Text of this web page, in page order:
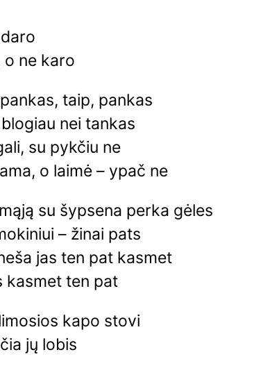
o ne karo
taip, pankas
nei tankas
su pykčiu ne
o laimė – ypač ne
su šypsena perka gėles
– žinai pats
jas ten pat kasmet
kasmet ten pat
kapo stovi
jų lobis